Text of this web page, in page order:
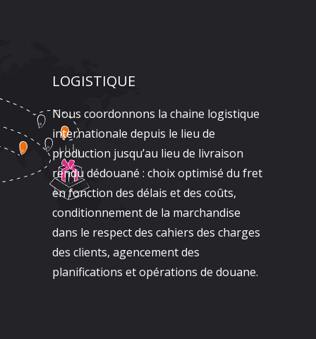
LOGISTIQUE
Nous coordonnons la chaine logistique
internationale depuis le lieu de
production jusqu’au lieu de livraison
rendu dédouané : choix optimisé du fret
en fonction des délais et des coûts,
conditionnement de la marchandise
dans le respect des cahiers des charges
des clients, agencement des
planifications et opérations de douane.